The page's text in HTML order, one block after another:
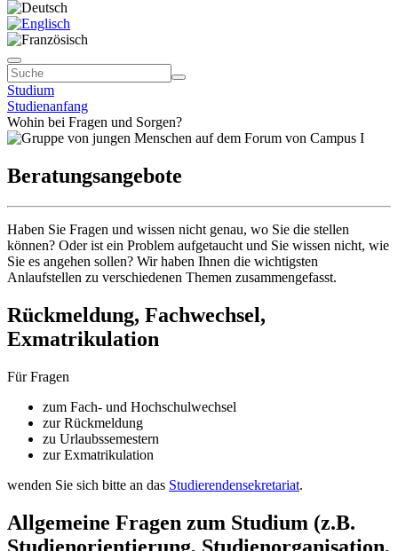
Studium
Studienanfang
Wohin bei Fragen und Sorgen?
Beratungsangebote
Haben Sie Fragen und wissen nicht genau, wo Sie die stellen
können? Oder ist ein Problem aufgetaucht und Sie wissen nicht, wie
Sie es angehen sollen? Wir haben Ihnen die wichtigsten
Anlaufstellen zu verschiedenen Themen zusammengefasst.
Rückmeldung, Fachwechsel,
Exmatrikulation
Für Fragen
zum Fach- und Hochschulwechsel
zur Rückmeldung
zu Urlaubssemestern
zur Exmatrikulation
wenden Sie sich bitte an das Studierendensekretariat.
Allgemeine Fragen zum Studium (z.B.
Studienorientierung, Studienorganisation,